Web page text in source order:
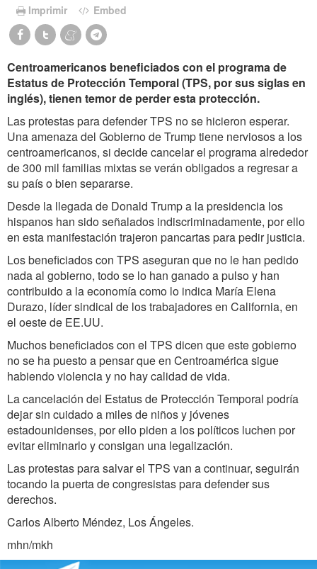
Imprimir Embed
Centroamericanos beneficiados con el programa de
Estatus de Protección Temporal (TPS, por sus siglas en
inglés), tienen temor de perder esta protección.
Las protestas para defender TPS no se hicieron esperar.
Una amenaza del Gobierno de Trump tiene nerviosos a los
centroamericanos, si decide cancelar el programa alrededor
de 300 mil familias mixtas se verán obligados a regresar a
su país o bien separarse.
Desde la llegada de Donald Trump a la presidencia los
hispanos han sido señalados indiscriminadamente, por ello
en esta manifestación trajeron pancartas para pedir justicia.
Los beneficiados con TPS aseguran que no le han pedido
nada al gobierno, todo se lo han ganado a pulso y han
contribuido a la economía como lo indica María Elena
Durazo, líder sindical de los trabajadores en California, en
el oeste de EE.UU.
Muchos beneficiados con el TPS dicen que este gobierno
no se ha puesto a pensar que en Centroamérica sigue
habiendo violencia y no hay calidad de vida.
La cancelación del Estatus de Protección Temporal podría
dejar sin cuidado a miles de niños y jóvenes
estadounidenses, por ello piden a los políticos luchen por
evitar eliminarlo y consigan una legalización.
Las protestas para salvar el TPS van a continuar, seguirán
tocando la puerta de congresistas para defender sus
derechos.
Carlos Alberto Méndez, Los Ángeles.
mhn/mkh